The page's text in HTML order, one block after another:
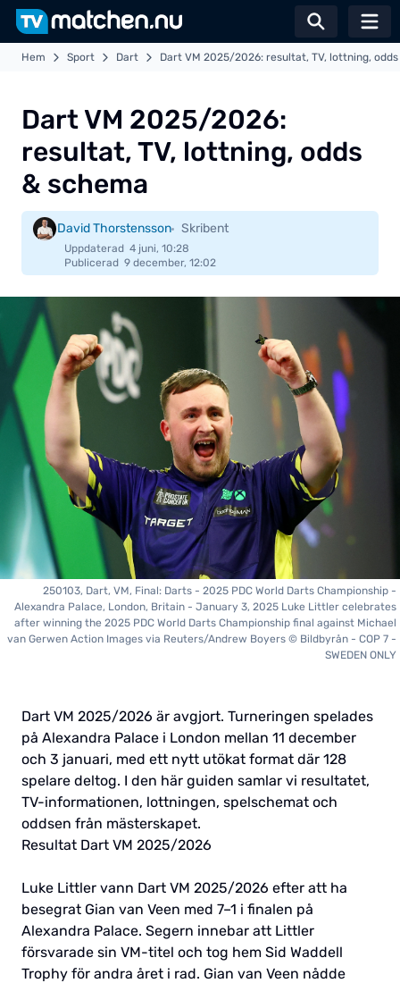
Växla
Hem Sport Dart Dart VM 2025/2026: resultat, TV, lottning,
Dart VM 2025/2026:
resultat, TV, lottning, odds
& schema
David Thorstensson Skribent
Uppdaterad 4 juni, 10:28
Publicerad 9 december, 12:02
250103, Dart, VM, Final: Darts - 2025 PDC World Darts Championship -
Alexandra Palace, London, Britain - January 3, 2025 Luke Littler celebrates
after winning the 2025 PDC World Darts Championship final against Michael
van Gerwen Action Images via Reuters/Andrew Boyers © Bildbyrån - COP 7 -
SWEDEN ONLY
Dart VM 2025/2026 är avgjort. Turneringen spelades
på Alexandra Palace i London mellan 11 december
och 3 januari, med ett nytt utökat format där 128
spelare deltog. I den här guiden samlar vi resultatet,
TV-informationen, lottningen, spelschemat och
oddsen från mästerskapet.
Resultat Dart VM 2025/2026
Luke Littler vann Dart VM 2025/2026 efter att ha
besegrat Gian van Veen med 7–1 i finalen på
Alexandra Palace. Segern innebar att Littler
försvarade sin VM-titel och tog hem Sid Waddell
Trophy för andra året i rad. Gian van Veen nådde